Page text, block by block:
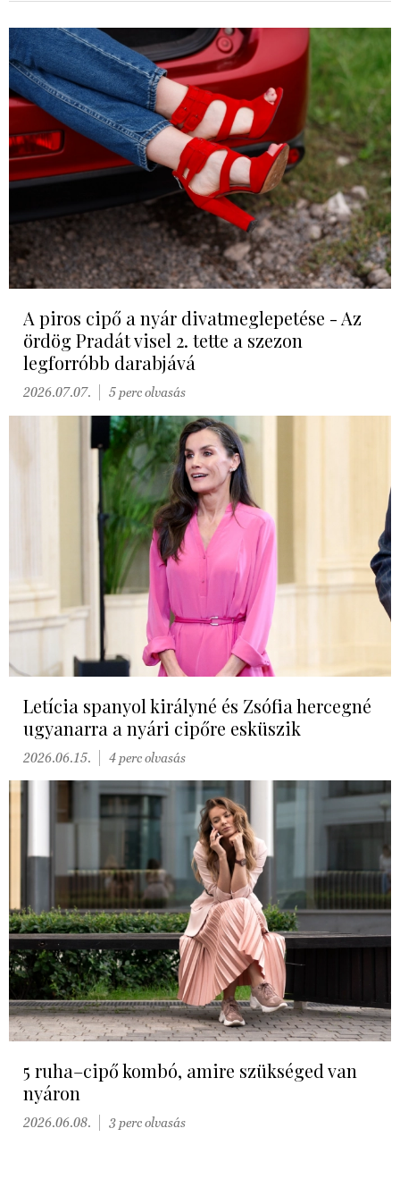
A piros cipő a nyár divatmeglepetése - Az
ördög Pradát visel 2. tette a szezon
legforróbb darabjává
2026.07.07. 5 perc olvasás
Letícia spanyol királyné és Zsófia hercegné
ugyanarra a nyári cipőre esküszik
2026.06.15. 4 perc olvasás
5 ruha–cipő kombó, amire szükséged van
nyáron
2026.06.08. 3 perc olvasás